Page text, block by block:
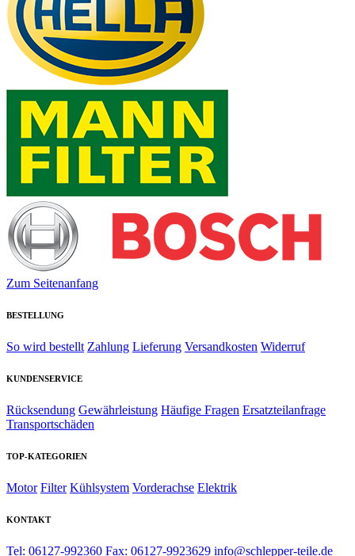
Zum Seitenanfang
BESTELLUNG
So wird bestellt Zahlung Lieferung Versandkosten Widerruf
KUNDENSERVICE
Rücksendung Gewährleistung Häufige Fragen Ersatzteilanfrage
Transportschäden
TOP-KATEGORIEN
Motor Filter Kühlsystem Vorderachse Elektrik
KONTAKT
Tel: 06127-992360 Fax: 06127-9923629 info@schlepper-teile.de